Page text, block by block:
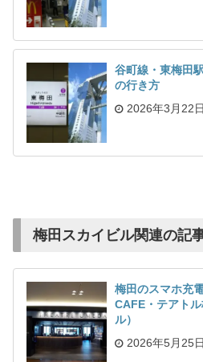
谷町線・東梅田
の行き方
2026年3月22日
梅田スカイビル関連の記
梅田のスマホ充
CAFE・テアト
ル）
2026年5月25日